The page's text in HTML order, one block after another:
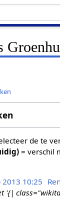
de te
= verschil
2013 10:25
'{|